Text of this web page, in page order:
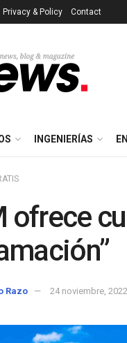
Privacy & Policy Contact
INGENIERÍAS
ofrece
Razo 24 noviembre, 2022